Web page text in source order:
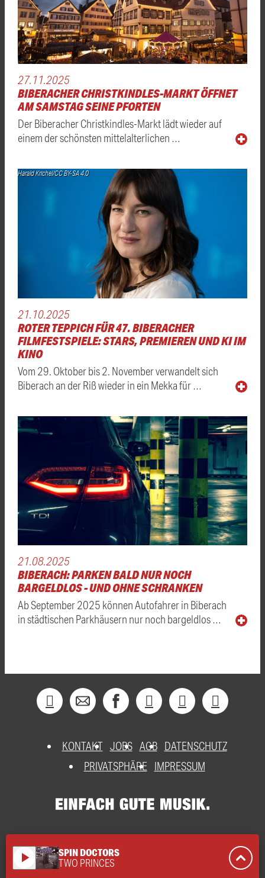
27.11.2025
BIBERACHER CHRISTKINDLES-MARKT ÖFFNET
AM SAMSTAG SEINE PFORTEN
Der Biberacher Christkindles-Markt lädt wieder auf
einem der schönsten mittelalterlichen …
Harald Krichel/CC BY-SA 4.0
21.10.2025
ROTER TEPPICH FÜR 47. BIBERACHER
FILMFESTSPIELE: STARS, PREMIEREN UND KI IM
KINO
Vom 29. Oktober bis 2. November verwandelt sich
Biberach an der Riß wieder in ein Mekka für …
21.08.2025
BIBERACH: PARKEN BALD NUR NOCH
BARGELDLOS - UND OHNE SCHRANKEN
Ab September 2025 können Autofahrer in Biberach
in städtischen Parkhäusern nur noch bargeldlos …
KONTAKT JOBS AGB DATENSCHUTZ
PRIVATSPHÄRE
IMPRESSUM
play_arrow SPIN DOCTORS
TWO PRINCES